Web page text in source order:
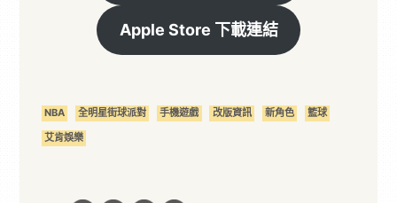
Apple Store 下載連結
NBA 全明星街球派對 手機遊戲 改版資訊 新角色
籃球
艾肯娛樂